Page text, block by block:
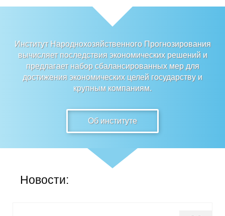
Общие требования
Стандарты оформления
Научные труды
О журнале
Выпуски
Редакционная этика
Информация для авторов
Общие требования
Институт Народнохозяйственного Прогнозирования
вычисляет последствия экономических решений и
предлагает набор сбалансированных мер для
достижения экономических целей государству и
крупным компаниям.
Об институте
Новости: